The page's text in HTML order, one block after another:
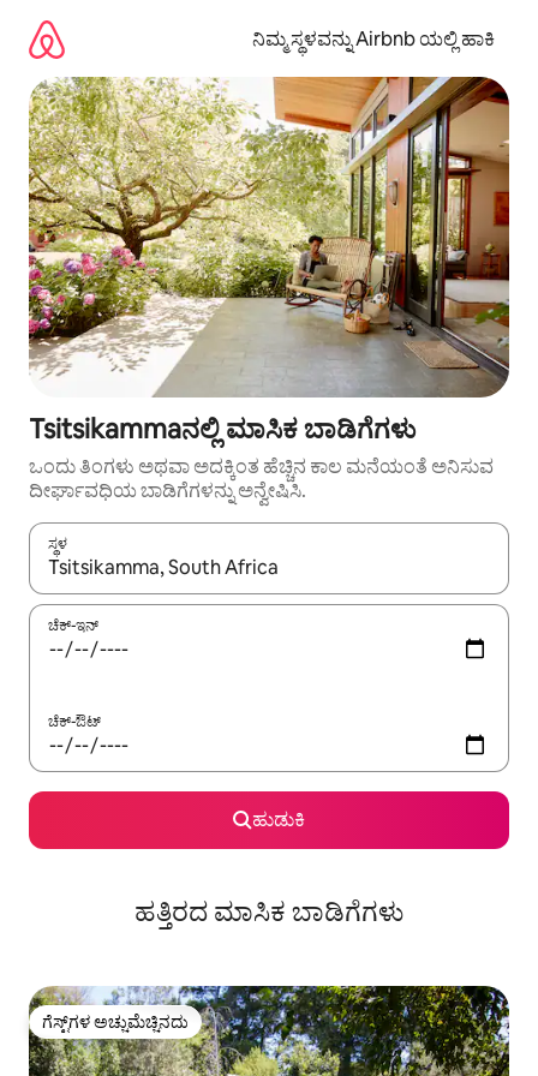
ಹೋಗಿ
ನಿಮ್ಮ ಸ್ಥಳವನ್ನು Airbnb ಯಲ್ಲಿ ಹಾಕಿ
Tsitsikammaನಲ್ಲಿ ಮಾಸಿಕ ಬಾಡಿಗೆಗಳು
ಒಂದು ತಿಂಗಳು ಅಥವಾ ಅದಕ್ಕಿಂತ ಹೆಚ್ಚಿನ ಕಾಲ ಮನೆಯಂತೆ ಅನಿಸುವ
ದೀರ್ಘಾವಧಿಯ ಬಾಡಿಗೆಗಳನ್ನು ಅನ್ವೇಷಿಸಿ.
ಸ್ಥಳ
ಫಲಿತಾಂಶಗಳು ಲಭ್ಯವಿರುವಾಗ, ಅಪ್ ಮತ್ತು ಡೌನ್ ಬಾಣದ ಕೀಲಿಗಳೊಂದಿಗೆ
ಚೆಕ್-ಇನ್
ಚೆಕ್-ಔಟ್
ಹುಡುಕಿ
ಹತ್ತಿರದ ಮಾಸಿಕ ಬಾಡಿಗೆಗಳು
ಗೆಸ್ಟ್‌ಗಳ ಅಚ್ಚುಮೆಚ್ಚಿನದು
ಗೆಸ್ಟ್‌ಗಳ ಅಚ್ಚುಮೆಚ್ಚಿನದು